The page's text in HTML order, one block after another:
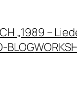
„1989 –
BLOG